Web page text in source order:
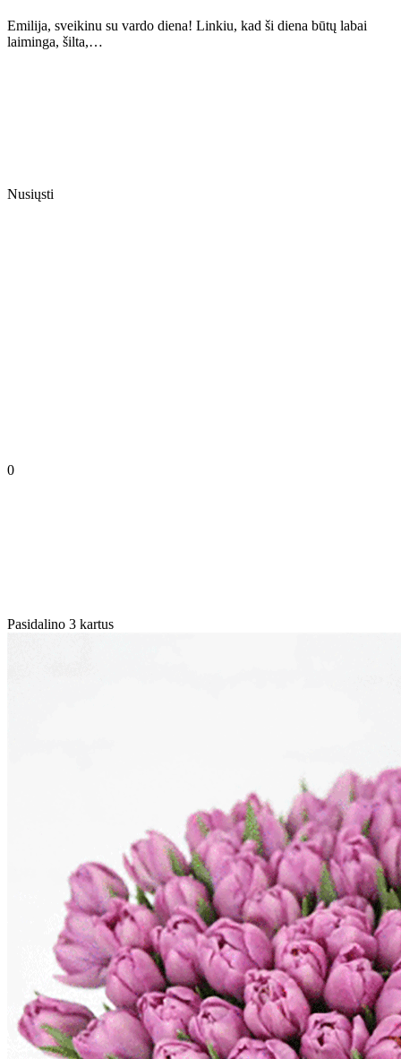
Emilija, sveikinu su vardo diena! Linkiu, kad ši diena būtų labai
laiminga, šilta,…
Nusiųsti
0
Pasidalino 3 kartus